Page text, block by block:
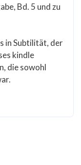
Bd. 5 und zu
in Subtilität, der
kindle
die sowohl